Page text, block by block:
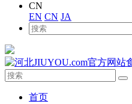
CN
EN CN JA
首页